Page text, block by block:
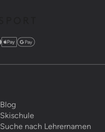
Blog
Skischule
Suche nach Lehrernamen